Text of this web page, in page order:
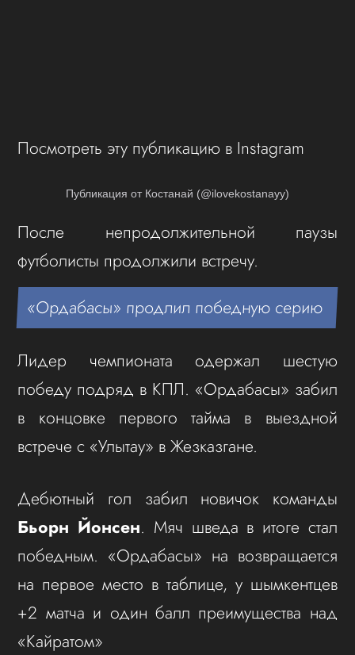
Посмотреть эту публикацию в Instagram
Публикация от Костанай (@ilovekostanayy)
После непродолжительной паузы
футболисты продолжили встречу.
«Ордабасы» продлил победную серию
Лидер чемпионата одержал шестую
победу подряд в КПЛ. «Ордабасы» забил
в концовке первого тайма в выездной
встрече с «Улытау» в Жезказгане.
Дебютный гол забил новичок команды
Бьорн Йонсен. Мяч шведа в итоге стал
победным. «Ордабасы» на возвращается
на первое место в таблице, у шымкентцев
+2 матча и один балл преимущества над
«Кайратом»